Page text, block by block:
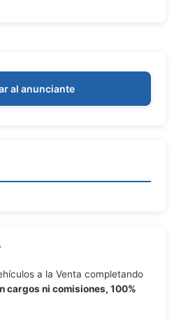
al anunciante
a la Venta completando
cargos ni comisiones, 100%